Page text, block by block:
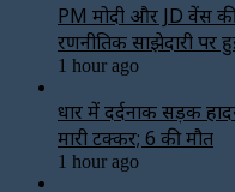
PM मोदी और JD वेंस
रणनीतिक साझेदारी पर
1 hour ago
धार में दर्दनाक सड़क
मारी टक्कर; 6 की मौत
1 hour ago